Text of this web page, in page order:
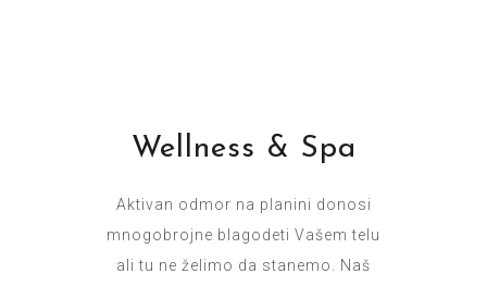
Wellness & Spa
Aktivan odmor na planini donosi
mnogobrojne blagodeti Vašem telu
ali tu ne želimo da stanemo. Naš